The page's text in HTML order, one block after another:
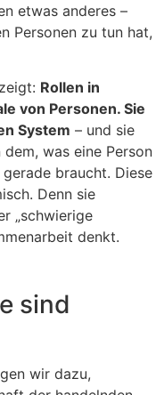
etwas anderes –
Personen zu tun hat,
Rollen in
von Personen. Sie
System – und sie
was eine Person
braucht. Diese
Denn sie
„schwierige
denkt.
sind
wir dazu,